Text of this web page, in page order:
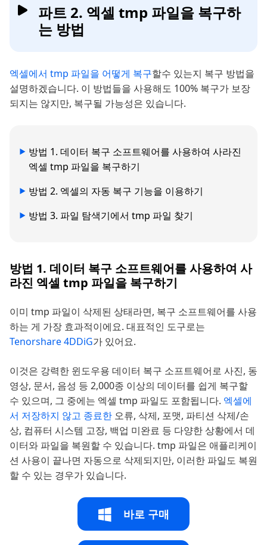
파트 2. 엑셀 tmp 파일을 복구하
는 방법
엑셀에서 tmp 파일을 어떻게 복구할수 있는지 복구 방법을
설명하겠습니다. 이 방법들을 사용해도 100% 복구가 보장
되지는 않지만, 복구될 가능성은 있습니다.
방법 1. 데이터 복구 소프트웨어를 사용하여 사라진
엑셀 tmp 파일을 복구하기
방법 2. 엑셀의 자동 복구 기능을 이용하기
방법 3. 파일 탐색기에서 tmp 파일 찾기
방법 1. 데이터 복구 소프트웨어를 사용하여 사
라진 엑셀 tmp 파일을 복구하기
이미 tmp 파일이 삭제된 상태라면, 복구 소프트웨어를 사용
하는 게 가장 효과적이에요. 대표적인 도구로는
Tenorshare 4DDiG가 있어요.
이것은 강력한 윈도우용 데이터 복구 소프트웨어로 사진, 동
영상, 문서, 음성 등 2,000종 이상의 데이터를 쉽게 복구할
수 있으며, 그 중에는 엑셀 tmp 파일도 포함됩니다. 엑셀에
서 저장하지 않고 종료한 오류, 삭제, 포맷, 파티션 삭제/손
상, 컴퓨터 시스템 고장, 백업 미완료 등 다양한 상황에서 데
이터와 파일을 복원할 수 있습니다. tmp 파일은 애플리케이
션 사용이 끝나면 자동으로 삭제되지만, 이러한 파일도 복원
할 수 있는 경우가 있습니다.
바로 구매